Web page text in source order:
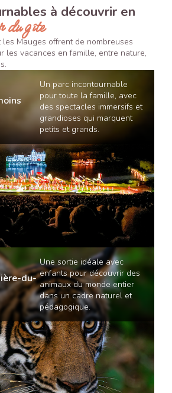
à découvrir en
du gîte
Mauges offrent de nombreuses
les vacances en famille, entre nature,
Un parc incontournable
pour toute la famille, avec
des spectacles immersifs et
grandioses qui marquent
petits et grands.
du-
Une sortie idéale avec
enfants pour découvrir des
animaux du monde entier
dans un cadre naturel et
pédagogique.